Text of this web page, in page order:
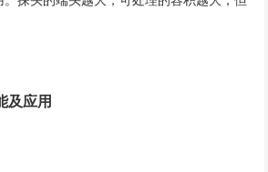
及应用